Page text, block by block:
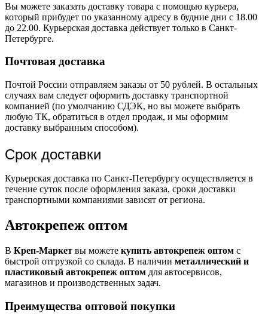
Вы можете заказать доставку товара с помощью курьера,
который прибудет по указанному адресу в будние дни с 18.00
до 22.00. Курьерская доставка действует только в Санкт-
Петербурге.
Почтовая доставка
Почтой России отправляем заказы от 50 рублей. В остальных
случаях вам следует оформить доставку транспортной
компанией (по умолчанию СДЭК, но вы можете выбрать
любую ТК, обратиться в отдел продаж, и мы оформим
доставку выбранным способом).
Срок доставки
Курьерская доставка по Санкт-Петербургу осуществляется в
течение суток после оформления заказа, сроки доставки
транспортными компаниями зависят от региона.
Автокрепеж оптом
В Креп-Маркет вы можете купить автокрепеж оптом с
быстрой отгрузкой со склада. В наличии металлический и
пластиковый автокрепеж оптом для автосервисов,
магазинов и производственных задач.
Преимущества оптовой покупки